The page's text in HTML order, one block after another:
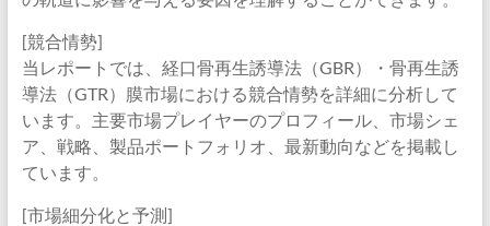
[競合情勢]
当レポートでは、経口骨再生誘導法（GBR）・骨再生誘
導法（GTR）膜市場における競合情勢を詳細に分析して
います。主要市場プレイヤーのプロフィール、市場シェ
ア、戦略、製品ポートフォリオ、最新動向などを掲載し
ています。
[市場細分化と予測]